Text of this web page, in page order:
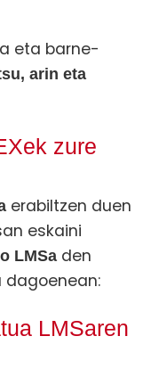
eta barne-
arin eta
zure
erabiltzen duen
eskaini
LMSa den
LMSaren